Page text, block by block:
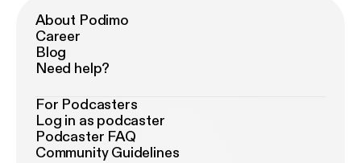
About Podimo
Career
Blog
Need help?
For Podcasters
Log in as podcaster
Podcaster FAQ
Community Guidelines